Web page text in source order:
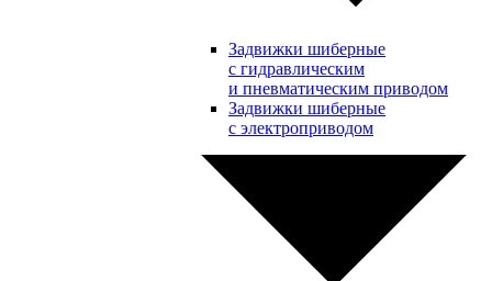
Задвижки шиберные
с гидравлическим
и пневматическим приводом
Задвижки шиберные
с электроприводом